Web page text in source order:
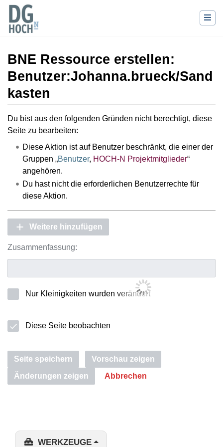
BNE Ressource erstellen:
Benutzer:Johanna.brueck/Sand
kasten
Wechseln zu:Navigation,Suche
Du bist aus den folgenden Gründen nicht berechtigt, diese
Seite zu bearbeiten:
Diese Aktion ist auf Benutzer beschränkt, die einer der
Gruppen „Benutzer, HOCH-N Projektmitglieder“
angehören.
Du hast nicht die erforderlichen Benutzerrechte für
diese Aktion.
Weitere hinzufügen
Zusammenfassung:
Nur Kleinigkeiten wurden verändert
Diese Seite beobachten
Seite speichern
Vorschau zeigen
Änderungen zeigen
Abbrechen
WERKZEUGE